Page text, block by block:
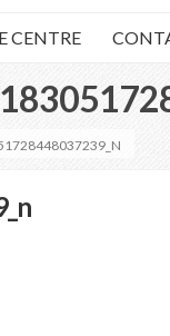
CENTRE